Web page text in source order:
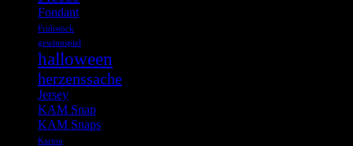
Fondant
Frühstück
gewinnspiel
halloween
herzenssache
Jersey
KAM Snap
KAM Snaps
Karton